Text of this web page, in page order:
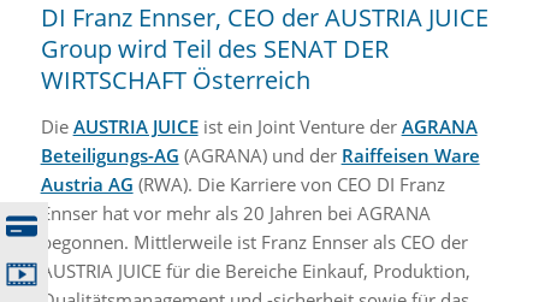
DI Franz Ennser, CEO der AUSTRIA JUICE
Group wird Teil des SENAT DER
WIRTSCHAFT Österreich
Die AUSTRIA JUICEist ein Joint Venture der AGRANA
Beteiligungs-AG (AGRANA) und der Raiffeisen Ware
Austria AG (RWA). Die Karriere von CEO DI Franz
Ennser hat vor mehr als 20 Jahren bei AGRANA
begonnen. Mittlerweile ist Franz Ennser als CEO der
AUSTRIA JUICE für die Bereiche Einkauf, Produktion,